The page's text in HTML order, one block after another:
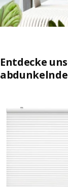
Entdecke
Auflistung